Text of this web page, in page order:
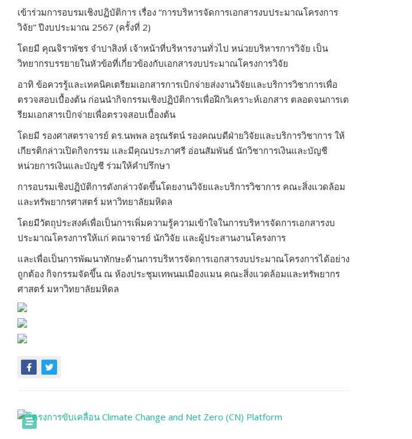
เข้าร่วมการอบรมเชิงปฏิบัติการ เรื่อง “การบริหารจัดการเอกสารงบประมาณโครงการ
วิจัย” ปีงบประมาณ 2567 (ครั้งที่ 2)
โดยมี คุณจิราพัชร จำปาสิงห์ เจ้าหน้าที่บริหารงานทั่วไป หน่วยบริหารการวิจัย เป็น
วิทยากรบรรยายในหัวข้อที่เกี่ยวข้องกับเอกสารงบประมาณโครงการวิจัย
อาทิ ข้อควรรู้และเทคนิคเตรียมเอกสารการเบิกจ่ายส่งงานวิจัยและบริการวิชาการเพื่อ
ตรวจสอบเบื้องต้น ก่อนนำกิจกรรมเชิงปฏิบัติการเพื่อฝึกวิเคราะห์เอกสาร ตลอดจนการเต
รียมเอกสารเบิกจ่ายเพื่อตรวจสอบเบื้องต้น
โดยมี รองศาสตราจารย์ ดร.นพพล อรุณรัตน์ รองคณบดีฝ่ายวิจัยและบริการวิชาการ ให้
เกียรติกล่าวเปิดกิจกรรม และมีคุณประภาศรี อ่อนสัมพันธ์ นักวิชาการเงินและบัญชี
หน่วยการเงินและบัญชี ร่วมให้คำปรึกษา
การอบรมเชิงปฏิบัติการดังกล่าวจัดขึ้นโดยงานวิจัยและบริการวิชาการ คณะสิ่งแวดล้อม
และทรัพยากรศาสตร์ มหาวิทยาลัยมหิดล
โดยมีวัตถุประสงค์เพื่อเป็นการเพิ่มความรู้ความเข้าใจในการบริหารจัดการเอกสารงบ
ประมาณโครงการให้แก่ คณาจารย์ นักวิจัย และผู้ประสานงานโครงการ
และเพื่อเป็นการพัฒนาทักษะด้านการบริหารจัดการเอกสารงบประมาณโครงการได้อย่าง
ถูกต้อง กิจกรรมจัดขึ้น ณ ห้องประชุมเทพนมเมืองแมน คณะสิ่งแวดล้อมและทรัพยากร
ศาสตร์ มหาวิทยาลัยมหิดล